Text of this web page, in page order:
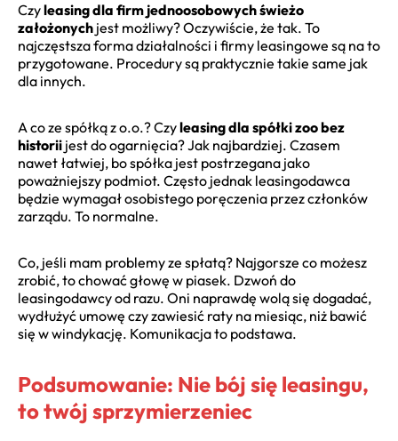
Czyleasing dla firm jednoosobowych świeżo
założonych jest możliwy? Oczywiście, że tak. To
najczęstsza forma działalności i firmy leasingowe są na to
przygotowane. Procedury są praktycznie takie same jak
dla innych.
A co ze spółką z o.o.? Czyleasing dla spółki zoo bez
historii jest do ogarnięcia? Jak najbardziej. Czasem
nawet łatwiej, bo spółka jest postrzegana jako
poważniejszy podmiot. Często jednak leasingodawca
będzie wymagał osobistego poręczenia przez członków
zarządu. To normalne.
Co, jeśli mam problemy ze spłatą? Najgorsze co możesz
zrobić, to chować głowę w piasek. Dzwoń do
leasingodawcy od razu. Oni naprawdę wolą się dogadać,
wydłużyć umowę czy zawiesić raty na miesiąc, niż bawić
się w windykację. Komunikacja to podstawa.
Podsumowanie: Nie bój się leasingu,
to twój sprzymierzeniec